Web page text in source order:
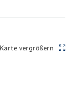
Karte vergrößern